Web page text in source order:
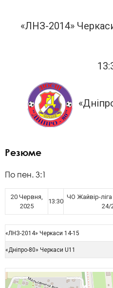
«ЛНЗ-2014»
Резюме
По пен. 3:1
20 Червня,
2025
13:30
ЧО Жайвір-ліга
24/
«ЛНЗ-2014» Черкаси 14-15
«Дніпро-80» Черкаси U11